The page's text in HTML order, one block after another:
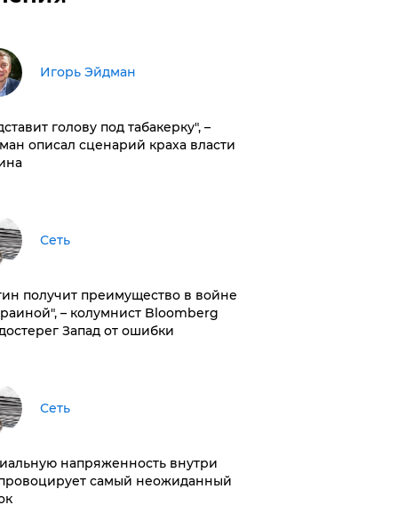
Игорь Эйдман
голову под табакерку", –
описал сценарий краха власти
Сеть
получит преимущество в войне
– колумнист Bloomberg
Запад от ошибки
Сеть
напряженность внутри
самый неожиданный